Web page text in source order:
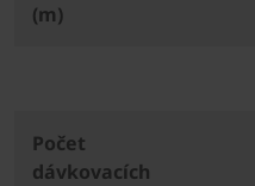
(m)
Počet
dávkovacích